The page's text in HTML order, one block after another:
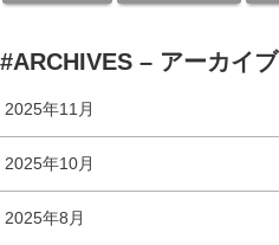
#ARCHIVES – アーカイブ
2025年11月
2025年10月
2025年8月